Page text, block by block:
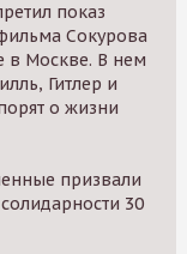
показ
Сокурова
в Москве. В нем
Гитлер и
о жизни
призвали
30